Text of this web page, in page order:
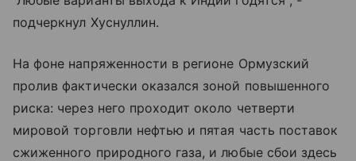
подчеркнул Хуснуллин.
На фоне напряженности в регионе Ормузский
пролив фактически оказался зоной повышенного
риска: через него проходит около четверти
мировой торговли нефтью и пятая часть поставок
сжиженного природного газа, и любые сбои здесь